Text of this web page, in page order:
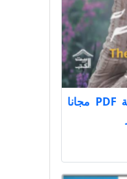
تحميل كتاب صوفي الرائعة PDF مجانا